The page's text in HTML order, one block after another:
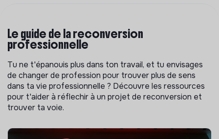
Le guide de la reconversion
professionnelle
Tu ne t'épanouis plus dans ton travail, et tu envisages
de changer de profession pour trouver plus de sens
dans ta vie professionnelle ? Découvre les ressources
pour t'aider à réflechir à un projet de reconversion et
trouver ta voie.